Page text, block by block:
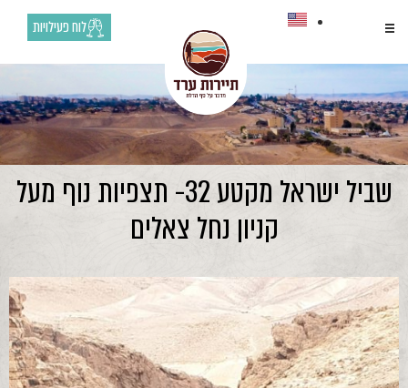
לוח פעילויות
שביל ישראל מקטע 32- תצפיות נוף מעל
קניון נחל צאלים